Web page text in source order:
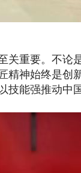
重要。不论
精神始终是创
技能强推动中国